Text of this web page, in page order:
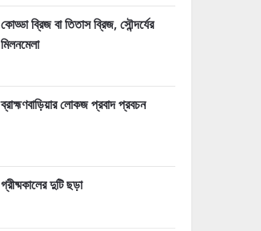
কোড্ডা ব্রিজ বা তিতাস ব্রিজ, সৌন্দর্যের
মিলনমেলা
ব্রাহ্মণবাড়িয়ার লোকজ প্রবাদ প্রবচন
গ্রীষ্মকালের দুটি ছড়া